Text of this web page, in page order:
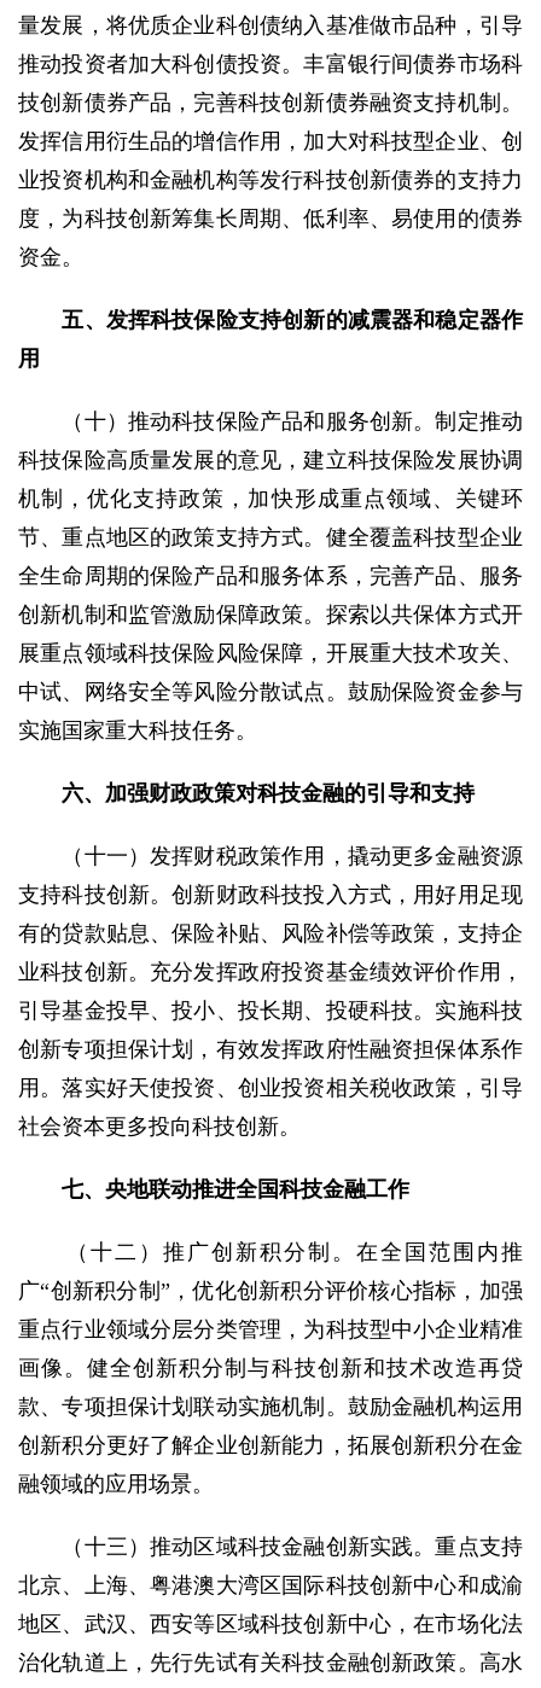
量发展，将优质企业科创债纳入基准做市品种，引导
推动投资者加大科创债投资。丰富银行间债券市场科
技创新债券产品，完善科技创新债券融资支持机制。
发挥信用衍生品的增信作用，加大对科技型企业、创
业投资机构和金融机构等发行科技创新债券的支持力
度，为科技创新筹集长周期、低利率、易使用的债券
资金。
五、发挥科技保险支持创新的减震器和稳定器作
用
（十）推动科技保险产品和服务创新。制定推动
科技保险高质量发展的意见，建立科技保险发展协调
机制，优化支持政策，加快形成重点领域、关键环
节、重点地区的政策支持方式。健全覆盖科技型企业
全生命周期的保险产品和服务体系，完善产品、服务
创新机制和监管激励保障政策。探索以共保体方式开
展重点领域科技保险风险保障，开展重大技术攻关、
中试、网络安全等风险分散试点。鼓励保险资金参与
实施国家重大科技任务。
六、加强财政政策对科技金融的引导和支持
（十一）发挥财税政策作用，撬动更多金融资源
支持科技创新。创新财政科技投入方式，用好用足现
有的贷款贴息、保险补贴、风险补偿等政策，支持企
业科技创新。充分发挥政府投资基金绩效评价作用，
引导基金投早、投小、投长期、投硬科技。实施科技
创新专项担保计划，有效发挥政府性融资担保体系作
用。落实好天使投资、创业投资相关税收政策，引导
社会资本更多投向科技创新。
七、央地联动推进全国科技金融工作
（十二）推广创新积分制。在全国范围内推
广“创新积分制”，优化创新积分评价核心指标，加强
重点行业领域分层分类管理，为科技型中小企业精准
画像。健全创新积分制与科技创新和技术改造再贷
款、专项担保计划联动实施机制。鼓励金融机构运用
创新积分更好了解企业创新能力，拓展创新积分在金
融领域的应用场景。
（十三）推动区域科技金融创新实践。重点支持
北京、上海、粤港澳大湾区国际科技创新中心和成渝
地区、武汉、西安等区域科技创新中心，在市场化法
治化轨道上，先行先试有关科技金融创新政策。高水